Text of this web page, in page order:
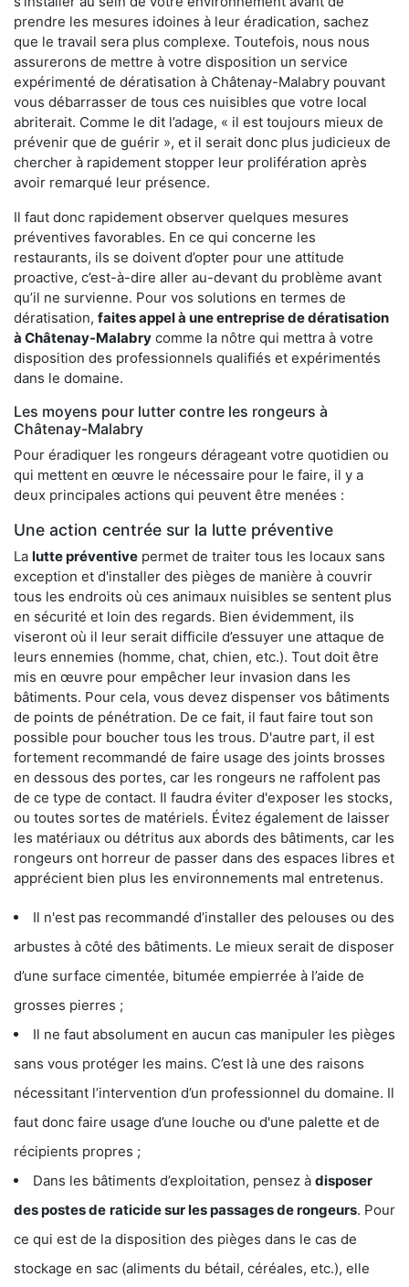
prendre les mesures idoines à leur éradication, sachez
que le travail sera plus complexe. Toutefois, nous nous
assurerons de mettre à votre disposition un service
expérimenté de dératisation à Châtenay-Malabry pouvant
vous débarrasser de tous ces nuisibles que votre local
abriterait. Comme le dit l’adage, « il est toujours mieux de
prévenir que de guérir », et il serait donc plus judicieux de
chercher à rapidement stopper leur prolifération après
avoir remarqué leur présence.
Il faut donc rapidement observer quelques mesures
préventives favorables. En ce qui concerne les
restaurants, ils se doivent d’opter pour une attitude
proactive, c’est-à-dire aller au-devant du problème avant
qu’il ne survienne. Pour vos solutions en termes de
dératisation, faites appel à une entreprise de dératisation
à Châtenay-Malabry comme la nôtre qui mettra à votre
disposition des professionnels qualifiés et expérimentés
dans le domaine.
Les moyens pour lutter contre les rongeurs à
Châtenay-Malabry
Pour éradiquer les rongeurs dérageant votre quotidien ou
qui mettent en œuvre le nécessaire pour le faire, il y a
deux principales actions qui peuvent être menées :
Une action centrée sur la lutte préventive
La lutte préventive permet de traiter tous les locaux sans
exception et d'installer des pièges de manière à couvrir
tous les endroits où ces animaux nuisibles se sentent plus
en sécurité et loin des regards. Bien évidemment, ils
viseront où il leur serait difficile d’essuyer une attaque de
leurs ennemies (homme, chat, chien, etc.). Tout doit être
mis en œuvre pour empêcher leur invasion dans les
bâtiments. Pour cela, vous devez dispenser vos bâtiments
de points de pénétration. De ce fait, il faut faire tout son
possible pour boucher tous les trous. D'autre part, il est
fortement recommandé de faire usage des joints brosses
en dessous des portes, car les rongeurs ne raffolent pas
de ce type de contact. Il faudra éviter d'exposer les stocks,
ou toutes sortes de matériels. Évitez également de laisser
les matériaux ou détritus aux abords des bâtiments, car les
rongeurs ont horreur de passer dans des espaces libres et
apprécient bien plus les environnements mal entretenus.
Il n'est pas recommandé d’installer des pelouses ou des
arbustes à côté des bâtiments. Le mieux serait de disposer
d’une surface cimentée, bitumée empierrée à l’aide de
grosses pierres ;
Il ne faut absolument en aucun cas manipuler les pièges
sans vous protéger les mains. C’est là une des raisons
nécessitant l’intervention d’un professionnel du domaine. Il
faut donc faire usage d’une louche ou d'une palette et de
récipients propres ;
Dans les bâtiments d’exploitation, pensez à disposer
des postes de raticide sur les passages de rongeurs. Pour
ce qui est de la disposition des pièges dans le cas de
stockage en sac (aliments du bétail, céréales, etc.), elle